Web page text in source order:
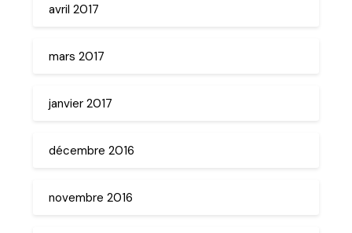
avril 2017
mars 2017
janvier 2017
décembre 2016
novembre 2016